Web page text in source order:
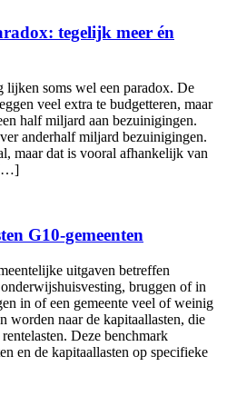
tegelijk meer én
lijken soms wel een paradox. De
veel extra te budgetteren, maar
half miljard aan bezuinigingen.
anderhalf miljard bezuinigingen.
maar dat is vooral afhankelijk van
[…]
G10-gemeenten
uitgaven betreffen
bruggen of in
in of een gemeente veel of weinig
worden naar de kapitaallasten, die
Deze benchmark
en de kapitaallasten op specifieke